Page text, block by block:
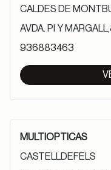
CALDES DE
AVDA. PI Y
936883463
MULTIOPTICAS
CASTELLDEFELS